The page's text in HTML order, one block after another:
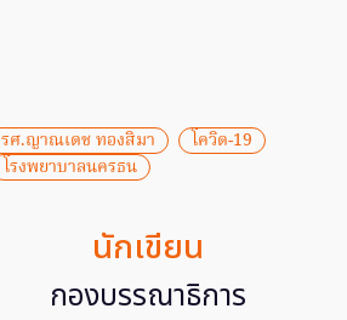
รศ.ญาณเดช ทองสิมา
โควิด-19
โรงพยาบาลนครธน
นักเขียน
กองบรรณาธิการ